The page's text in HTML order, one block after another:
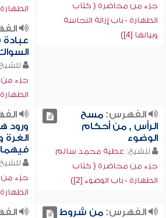
جزء من محاضرة ( كتاب
الطهارة - باب إزالة النجاسة
وبيانها [4])
الطهارة
جزء
الطهارة
الفهرس:مسح
الرأس , من أحكام
الوضوء
للشيخ: عطية محمد سالم
جزء من محاضرة ( كتاب
الطهارة - باب الوضوء [2])
ورود
الغرة
فيهما
جزء
الطهارة
الفهرس:من شروط